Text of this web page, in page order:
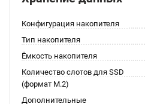
Конфигурация накопителя
Тип накопителя
Ёмкость накопителя
Количество слотов для SSD
(формат M.2)
Дополнительные